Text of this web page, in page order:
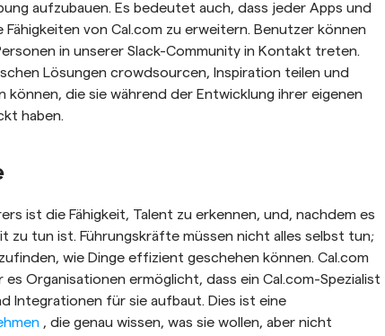
aufzubauen. Es bedeutet auch, dass jeder Apps und
von Cal.com zu erweitern. Benutzer können
in unserer Slack-Community in Kontakt treten.
Lösungen crowdsourcen, Inspiration teilen und
können, die sie während der Entwicklung ihrer eigenen
haben.
ist die Fähigkeit, Talent zu erkennen, und, nachdem es
zu tun ist. Führungskräfte müssen nicht alles selbst tun;
wie Dinge effizient geschehen können. Cal.com
Organisationen ermöglicht, dass ein Cal.com-Spezialist
Integrationen für sie aufbaut. Dies ist eine
, die genau wissen, was sie wollen, aber nicht